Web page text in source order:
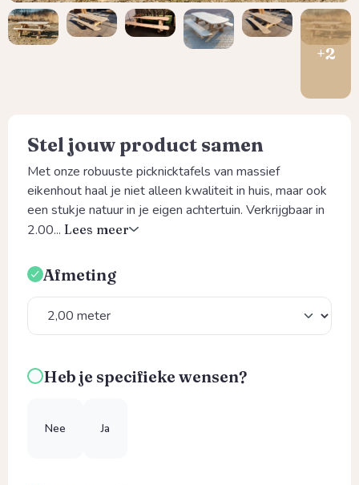
Stel jouw product samen
Met onze robuuste picknicktafels van massief
eikenhout haal je niet alleen kwaliteit in huis, maar ook
een stukje natuur in je eigen achtertuin. Verkrijgbaar in
2.00... Lees meer
Selecteer
Afmeting
Heb je specifieke wensen?
Nee Ja